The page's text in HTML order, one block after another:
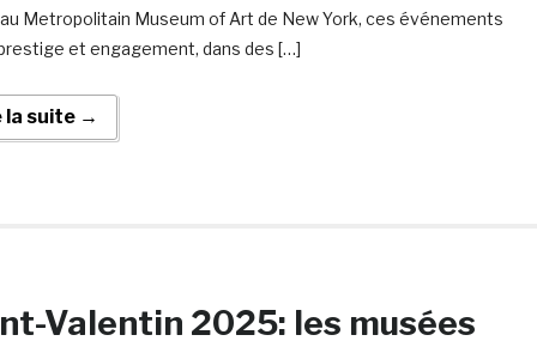
Metropolitain Museum of Art de New York, ces événements
et engagement, dans des […]
la suite →
Valentin 2025: les musées